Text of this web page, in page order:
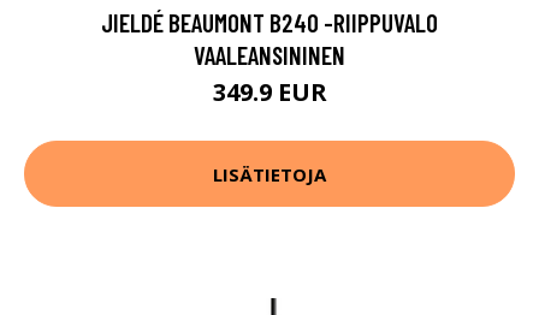
JIELDÉ BEAUMONT B240 -RIIPPUVALO
VAALEANSININEN
349.9 EUR
LISÄTIETOJA